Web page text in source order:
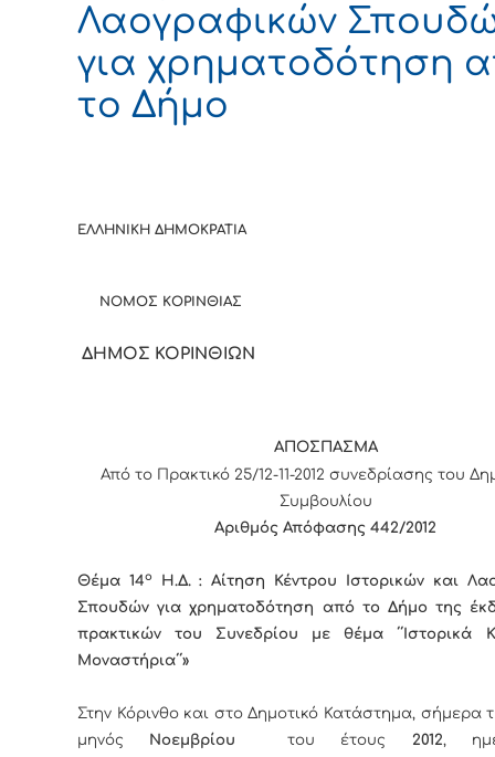
Λαογραφικών
για χρηματοδότηση
το Δήμο
ΕΛΛΗΝΙΚΗ ΔΗΜΟΚΡΑΤΙΑ
ΝΟΜΟΣ ΚΟΡΙΝΘΙΑΣ
ΔΗΜΟΣ ΚΟΡΙΝΘΙΩΝ
ΑΠΟΣΠΑΣΜΑ
Από το Πρακτικό 25/12-11-2012 συνεδρίασης του
Συμβουλίου
Αριθμός Απόφασης 442/2012
Θέμα 14ο
Η.Δ. : Αίτηση Κέντρου Ιστορικών και
Σπουδών για χρηματοδότηση από το Δήμο της
πρακτικών του Συνεδρίου με θέμα ΄΄Ιστορικά
Μοναστήρια΄΄»
Στην Κόρινθο και στο Δημοτικό Κατάστημα, σήμερα
μηνός Νοεμβρίου του έτους 2012,